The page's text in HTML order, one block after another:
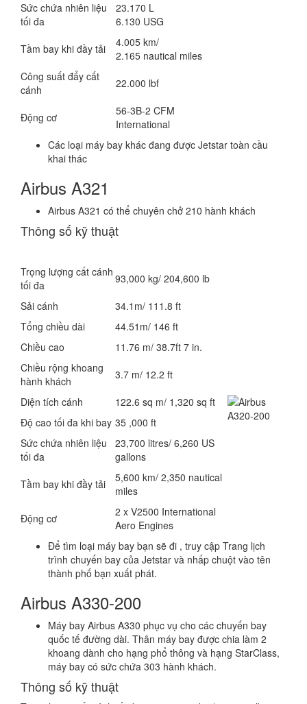
Sức chứa nhiên liệu
tối đa
23.170 L
6.130 USG
Tầm bay khi đầy tải
4.005 km/
2.165 nautical miles
Công suất đẩy cất
cánh
22.000 lbf
Động cơ
56-3B-2 CFM
International
Các loại máy bay khác đang được Jetstar toàn cầu
khai thác
Airbus A321
Airbus A321 có thể chuyên chở 210 hành khách
Thông số kỹ thuật
Trọng lượng cất cánh
tối đa
93,000 kg/ 204,600 lb
Sải cánh
34.1m/ 111.8 ft
Tổng chiều dài
44.51m/ 146 ft
Chiều cao
11.76 m/ 38.7ft 7 in.
Chiều rộng khoang
hành khách
3.7 m/ 12.2 ft
Diện tích cánh
122.6 sq m/ 1,320 sq ft
Độ cao tối đa khi bay 35 ,000 ft
Sức chứa nhiên liệu
tối đa
23,700 litres/ 6,260 US
gallons
Tầm bay khi đầy tải
5,600 km/ 2,350 nautical
miles
Động cơ
2 x V2500 International
Aero Engines
Để tìm loại máy bay bạn sẽ đi , truy cập Trang lịch
trình chuyến bay của Jetstar và nhấp chuột vào tên
thành phố bạn xuất phát.
Airbus A330-200
Máy bay Airbus A330 phục vụ cho các chuyến bay
quốc tế đường dài. Thân máy bay được chia làm 2
khoang dành cho hạng phổ thông và hạng StarClass,
máy bay có sức chứa 303 hành khách.
Thông số kỹ thuật